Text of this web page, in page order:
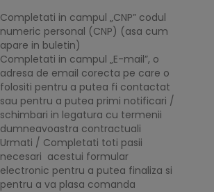
Completati in campul „CNP” codul
numeric personal (CNP) (asa cum
apare in buletin)
Completati in campul „E-mail”, o
adresa de email corecta pe care o
folositi pentru a putea fi contactat
sau pentru a putea primi notificari /
schimbari in legatura cu termenii
dumneavoastra contractuali
Urmati / Completati toti pasii
necesari acestui formular
electronic pentru a putea finaliza si
pentru a va plasa comanda